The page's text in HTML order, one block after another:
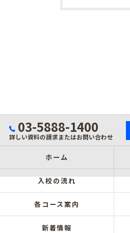
03-5888-1400
詳しい資料の請求またはお問い合わせ
ホーム
入校の流れ
各コース案内
新着情報